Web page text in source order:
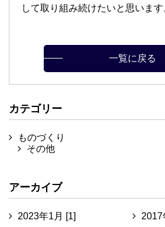
して取り組み続けたいと思います
一覧に戻る
カテゴリー
ものづくり
その他
アーカイブ
2023年1月 [1]
2017